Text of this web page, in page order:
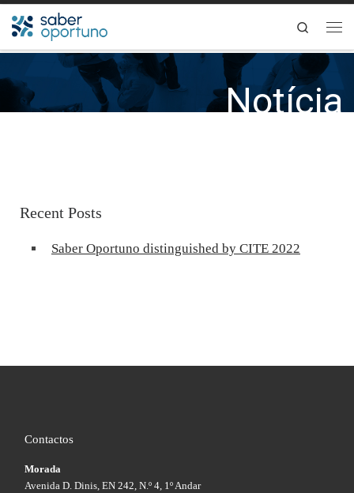
Skip to content Search
Notícia
Recent Posts
Saber Oportuno distinguished by CITE 2022
Contactos
Morada
Avenida D. Dinis, EN 242, N.º 4, 1º Andar